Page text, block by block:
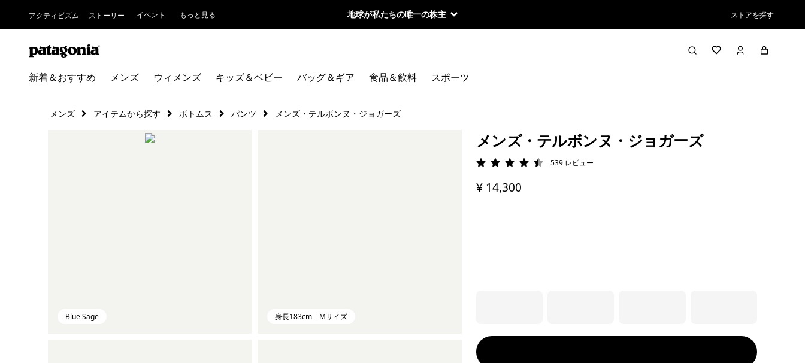
アクティビズム ストーリー イベント もっと見る 地球が私たちの唯一の株主 ストアを探す
新着＆おすすめ メンズ ウィメンズ キッズ＆ベビー バッグ＆ギア 食品＆飲料 スポーツ
メンズ アイテムから探す ボトムス パンツ メンズ・テルボンヌ・ジョガーズ
Blue Sage 身長183cm Mサイズ
メンズ・テルボンヌ・ジョガーズ
評価: 4.5 / 5539 レビュー
¥ 14,300